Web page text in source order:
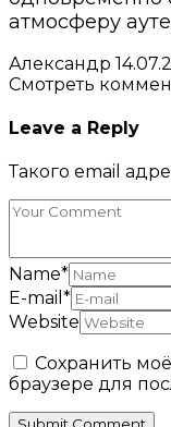
атмосферу
Александр
Смотреть
Leave a Reply
Такого email
Name*
E-mail *
Website
Сохранить
браузере для